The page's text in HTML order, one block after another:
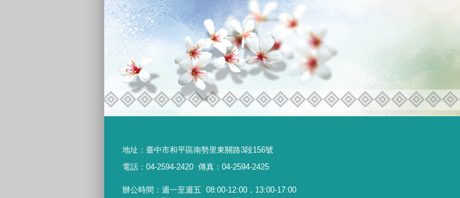
地址： 臺中市和平區南勢里東關路3段156號
電話：04-2594-2420 傳真：04-2594-2425
辦公時間：週一至週五 08:00-12:00，13:00-17:00